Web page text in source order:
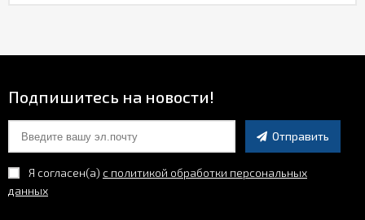
Подпишитесь на новости!
Отправить
Я согласен(a) с политикой обработки персональных
данных